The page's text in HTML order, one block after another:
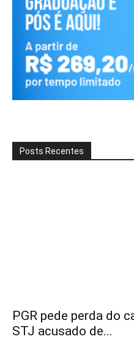
Posts Recentes
PGR pede perda do
STJ acusado de...